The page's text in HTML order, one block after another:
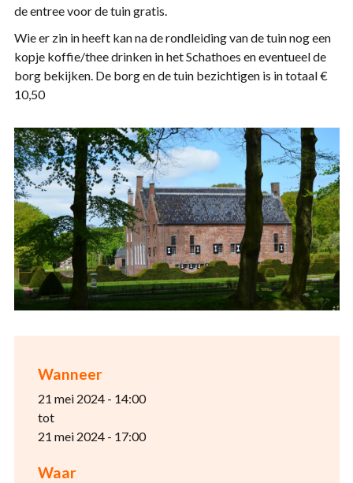
Wanneer
21 mei 2024 - 14:00
tot
21 mei 2024 - 17:00
Waar
de entree voor de tuin gratis.
Wie er zin in heeft kan na de rondleiding van de tuin nog een
kopje koffie/thee drinken in het Schathoes en eventueel de
borg bekijken. De borg en de tuin bezichtigen is in totaal €
10,50